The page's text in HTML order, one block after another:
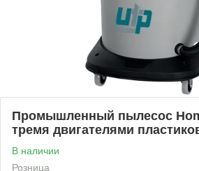
Промышленный пылесос
тремя двигателями
В наличии
Розница